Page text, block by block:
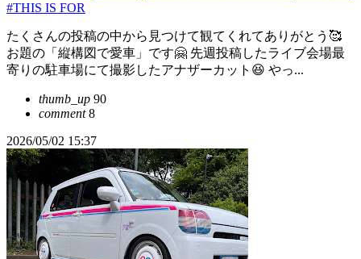
#THIS IS FOR
たくさんの投稿の中から見つけて観てくれてありがとう🥰
お題の「縦構図で愛車」です🤗 先週投稿したライブ会場最
寄りの駐車場にて撮影したアナザーカット😆 やっ...
thumb_up 90
comment8
2026/05/02 15:37